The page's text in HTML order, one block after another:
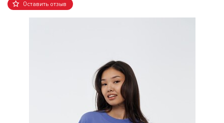
Оставить отзыв